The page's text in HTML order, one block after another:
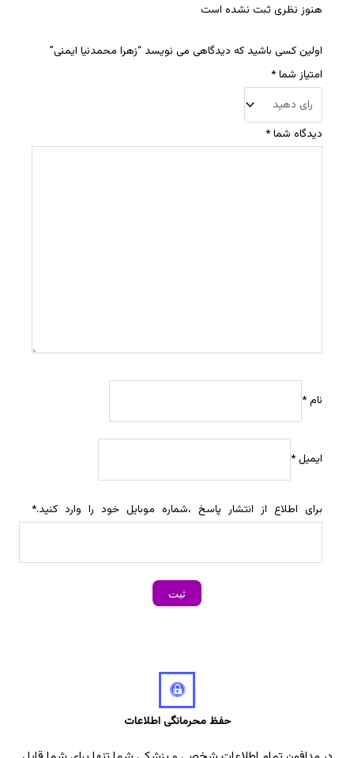
هنوز نظری ثبت نشده است
اولین کسی باشید که دیدگاهی می نویسد “زهرا محمدنیا ایمنی”
امتیاز شما*
دیدگاه شما*
نام*
ایمیل*
برای اطلاع از انتشار پاسخ ،شماره موبایل خود را وارد کنید.*
حفظ محرمانگی اطلاعات